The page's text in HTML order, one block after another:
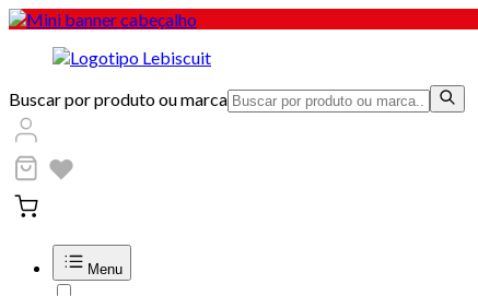
Buscar por produto ou marca
Menu